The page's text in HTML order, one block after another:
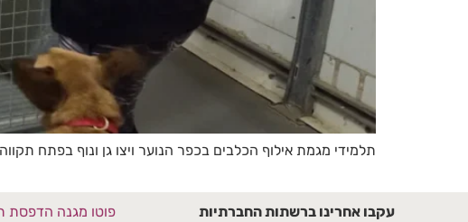
תלמידי מגמת אילוף הכלבים בכפר הנוער ויצו גן ונוף בפתח
עקבו אחרינו ברשתות החברתיות פוטו מגנה הדפסת